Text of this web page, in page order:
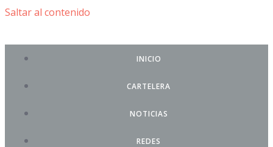
Saltar al contenido
INICIO
CARTELERA
NOTICIAS
REDES